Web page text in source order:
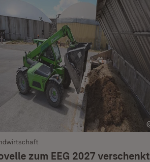
zum EEG 2027 verschenkt